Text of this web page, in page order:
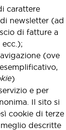
carattere
newsletter (ad
di fatture a
(ove
)
e per
Il sito si
cookie di terze
descritte